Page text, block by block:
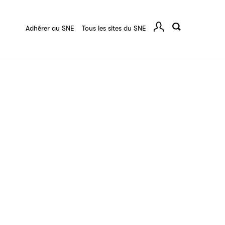
Adhérer au SNE Tous les sites du SNE